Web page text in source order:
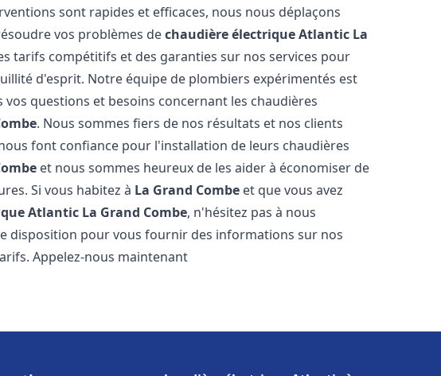
sont rapides et efficaces, nous nous déplaçons
vos problèmes dechaudière électrique Atlantic La
tarifs compétitifs et des garanties sur nos services pour
d'esprit. Notre équipe de plombiers expérimentés est
questions et besoins concernant les chaudières
. Nous sommes fiers de nos résultats et nos clients
font confiance pour l'installation de leurs chaudières
et nous sommes heureux de les aider à économiser de
Si vous habitez à La Grand Combe et que vous avez
Atlantic La Grand Combe, n'hésitez pas à nous
disposition pour vous fournir des informations sur nos
Appelez-nous maintenant